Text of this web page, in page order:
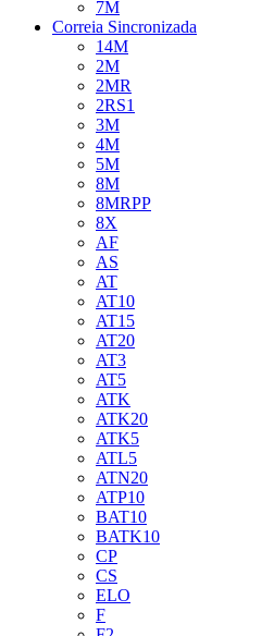
7M
Correia Sincronizada
14M
2M
2MR
2RS1
3M
4M
5M
8M
8MRPP
8X
AF
AS
AT
AT10
AT15
AT20
AT3
AT5
ATK
ATK20
ATK5
ATL5
ATN20
ATP10
BAT10
BATK10
CP
CS
ELO
F